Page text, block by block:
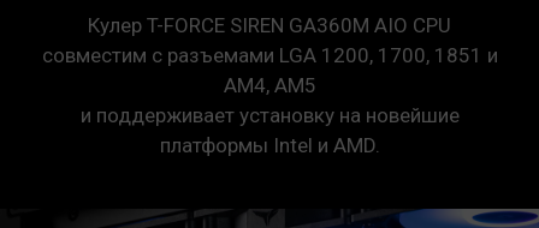
Кулер T-FORCE SIREN GA360M AIO CPU
совместим с разъемами LGA 1200, 1700, 1851 и
AM4, AM5
и поддерживает установку на новейшие
платформы Intel и AMD.